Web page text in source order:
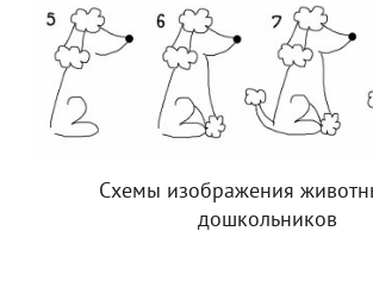
Схемы изображения
дошкольников